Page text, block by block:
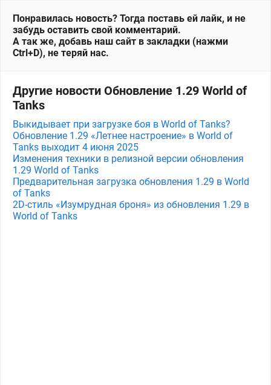
Понравилась новость? Тогда поставь ей лайк, и не
забудь оставить свой комментарий.
А так же, добавь наш сайт в закладки (нажми
Ctrl+D), не теряй нас.
Другие новости Обновление 1.29 World of
Tanks
Выкидывает при загрузке боя в World of Tanks?
Обновление 1.29 «Летнее настроение» в World of
Tanks выходит 4 июня 2025
Изменения техники в релизной версии обновления
1.29 World of Tanks
Предварительная загрузка обновления 1.29 в World
of Tanks
2D-стиль «Изумрудная броня» из обновления 1.29 в
World of Tanks